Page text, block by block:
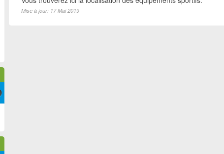
Mise à jour: 17 Mai 2019